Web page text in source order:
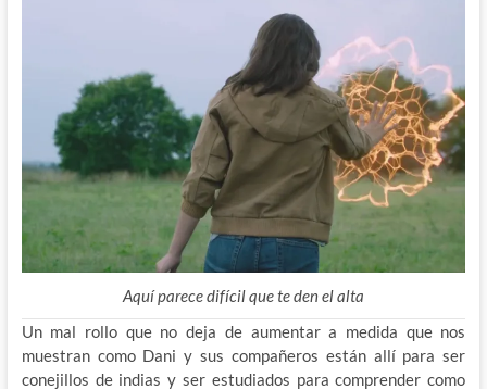
Aquí parece difícil que te den el alta
Un mal rollo que no deja de aumentar a medida que nos
muestran como Dani y sus compañeros están allí para ser
conejillos de indias y ser estudiados para comprender como